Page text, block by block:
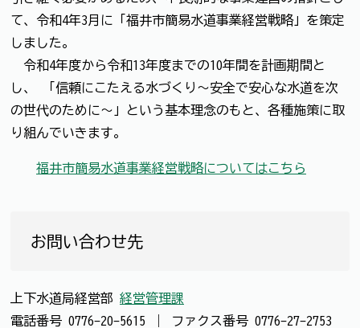
て、令和4年3月に「福井市簡易水道事業経営戦略」を策定
しました。
令和4年度から令和13年度までの10年間を計画期間と
し、 「信頼にこたえる水づくり～安全で安心な水道を次
の世代のために～」という基本理念のもと、各種施策に取
り組んでいきます。
福井市簡易水道事業経営戦略についてはこちら
お問い合わせ先
上下水道局経営部 経営管理課
電話番号 0776-20-5615 ファクス番号 0776-27-2753